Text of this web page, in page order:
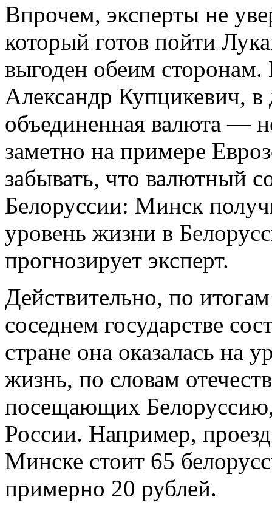
Впрочем, эксперты не
который готов пойти
выгоден обеим сторонам.
Александр Купцикевич, в
объединенная валюта —
заметно на примере
забывать, что валютный
Белоруссии: Минск
уровень жизни в
прогнозирует эксперт.
Действительно, по
соседнем государстве
стране она оказалась на
жизнь, по словам
посещающих Белоруссию,
России. Например,
Минске стоит 65
примерно 20 рублей.